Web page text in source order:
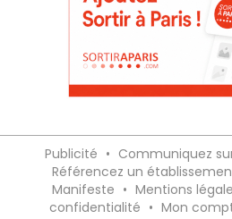
Publicité • Communiquez
Référencez un
Manifeste • Mentions
confidentialité • Mon